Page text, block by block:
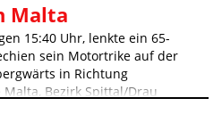
Malta
15:40 Uhr, lenkte ein 65-
sein Motortrike auf der
in Richtung
Bezirk Spittal/Drau